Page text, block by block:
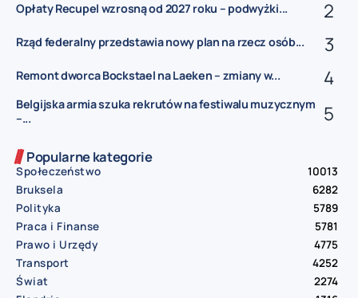
Opłaty Recupel wzrosną od 2027 roku – podwyżki...
Rząd federalny przedstawia nowy plan na rzecz osób...
Remont dworca Bockstael na Laeken – zmiany w...
Belgijska armia szuka rekrutów na festiwalu muzycznym
–...
Popularne kategorie
Społeczeństwo
10013
Bruksela
6282
Polityka
5789
Praca i Finanse
5781
Prawo i Urzędy
4775
Transport
4252
Świat
2274